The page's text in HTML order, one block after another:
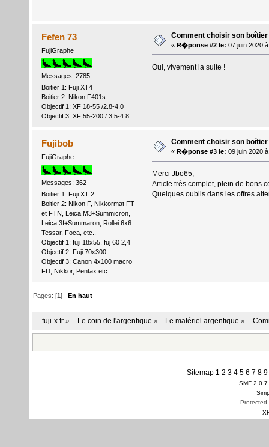
Fefen 73
FujiGraphe
Messages: 2785
Boitier 1: Fuji XT4
Boitier 2: Nikon F401s
Objectif 1: XF 18-55 /2.8-4.0
Objectif 3: XF 55-200 / 3.5-4.8
Comment choisir son
« R�ponse #2 le: 07 juin 2020
Oui, vivement la suite !
Fujibob
FujiGraphe
Messages: 362
Boitier 1: Fuji XT 2
Boitier 2: Nikon F, Nikkormat FT
et FTN, Leica M3+Summicron,
Leica 3f+Summaron, Rollei 6x6
Tessar, Foca, etc..
Objectif 1: fuji 18x55, fuj 60 2,4
Objectif 2: Fuji 70x300
Objectif 3: Canon 4x100 macro
FD, Nikkor, Pentax etc...
Comment choisir son
« R�ponse #3 le: 09 juin 2020
Merci Jbo65,
Article très complet, plein de bons
Quelques oublis dans les offres
Pages: [1]En haut
fuji-x.fr » Le coin de l'argentique » Le matériel argentique »
Sitemap 1 2 3 4 5 6 7 8 9
SMF 2.0.7